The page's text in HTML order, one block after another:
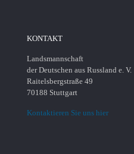
KONTAKT
Landsmannschaft
der Deutschen aus Russland e. V.
Raitelsbergstraße 49
70188 Stuttgart
Kontaktieren Sie uns hier